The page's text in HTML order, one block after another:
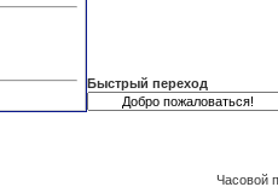
Быстрый переход
Часовой